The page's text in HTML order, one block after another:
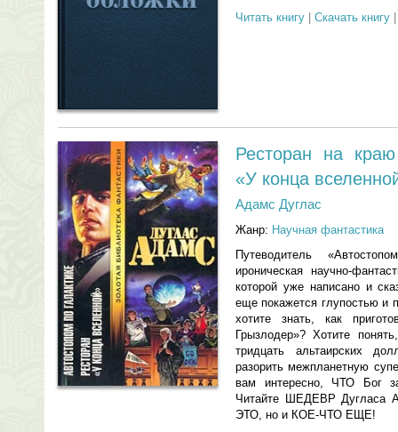
Читать книгу Скачать книгу
Ресторан на
«У конца
Адамс Дуглас
Жанр: Научная фантастика
Путеводитель
ироническая научно-
которой уже написано и
еще покажется глупостью и
хотите знать, как
Грызлодер»? Хотите
тридцать альтаирских
разорить межпланетную
вам интересно, ЧТО Бог
Читайте ШЕДЕВР Дугласа
ЭТО, но и КОЕ-ЧТО ЕЩЕ!